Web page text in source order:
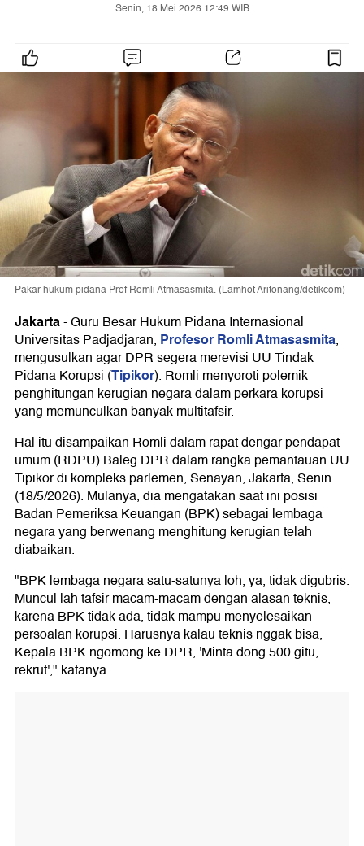
Senin, 18 Mei 2026 12:49 WIB
Pakar hukum pidana Prof Romli Atmasasmita. (Lamhot Aritonang/detikcom)
Jakarta-Guru Besar Hukum Pidana Internasional
Universitas Padjadjaran, Profesor Romli Atmasasmita,
mengusulkan agar DPR segera merevisi UU Tindak
Pidana Korupsi (Tipikor). Romli menyoroti polemik
penghitungan kerugian negara dalam perkara korupsi
yang memunculkan banyak multitafsir.
Hal itu disampaikan Romli dalam rapat dengar pendapat
umum (RDPU) Baleg DPR dalam rangka pemantauan UU
Tipikor di kompleks parlemen, Senayan, Jakarta, Senin
(18/5/2026). Mulanya, dia mengatakan saat ini posisi
Badan Pemeriksa Keuangan (BPK) sebagai lembaga
negara yang berwenang menghitung kerugian telah
diabaikan.
"BPK lembaga negara satu-satunya loh, ya, tidak digubris.
Muncul lah tafsir macam-macam dengan alasan teknis,
karena BPK tidak ada, tidak mampu menyelesaikan
persoalan korupsi. Harusnya kalau teknis nggak bisa,
Kepala BPK ngomong ke DPR, 'Minta dong 500 gitu,
rekrut'," katanya.